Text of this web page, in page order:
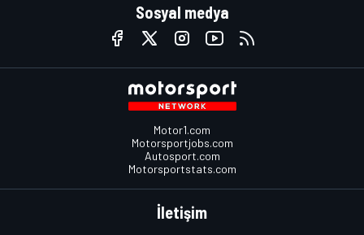
Sosyal medya
Motor1.com
Motorsportjobs.com
Autosport.com
Motorsportstats.com
İletişim